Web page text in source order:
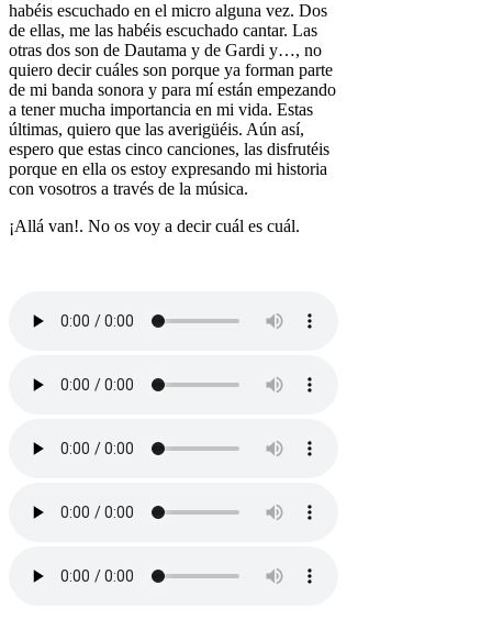
habéis escuchado en el micro alguna vez. Dos
de ellas, me las habéis escuchado cantar. Las
otras dos son de Dautama y de Gardi y…, no
quiero decir cuáles son porque ya forman parte
de mi banda sonora y para mí están empezando
a tener mucha importancia en mi vida. Estas
últimas, quiero que las averigüéis. Aún así,
espero que estas cinco canciones, las disfrutéis
porque en ella os estoy expresando mi historia
con vosotros a través de la música.
¡Allá van!. No os voy a decir cuál es cuál.